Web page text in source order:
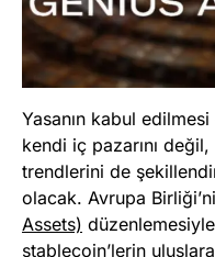
Yasanın kabul
kendi iç pazarını
trendlerini de
olacak. Avrupa
Assets)
stablecoin’lerin